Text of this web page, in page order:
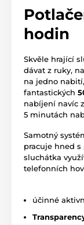
hodin
Skvěle hrající
dávat z ruky,
na jedno
fantastických
nabíjení navíc
5 minutách
Samotný
pracuje hned
sluchátka
telefonních
účinné